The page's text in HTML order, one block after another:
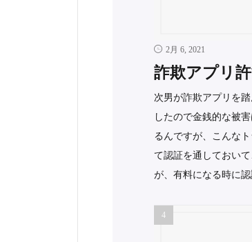
2月 6, 2021
詐欺アプリ
次男が詐欺アプリを
したので金銭的な被
るんですが、こんな
て認証を通しておい
が、有料になる時に